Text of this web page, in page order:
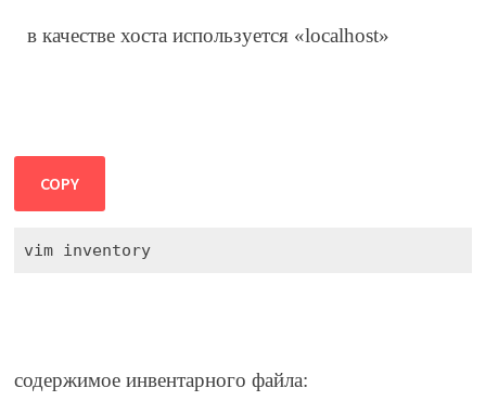
в качестве хоста используется «localhost»
COPY
vim inventory
содержимое инвентарного файла: